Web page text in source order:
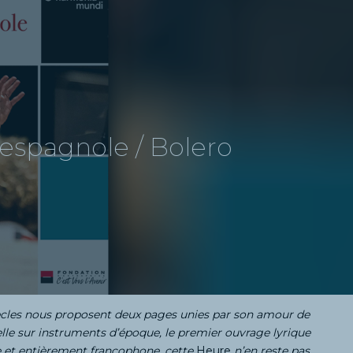
/ Bolero
nous proposent deux pages unies par son amour de
sur instruments d’époque, le premier ouvrage lyrique